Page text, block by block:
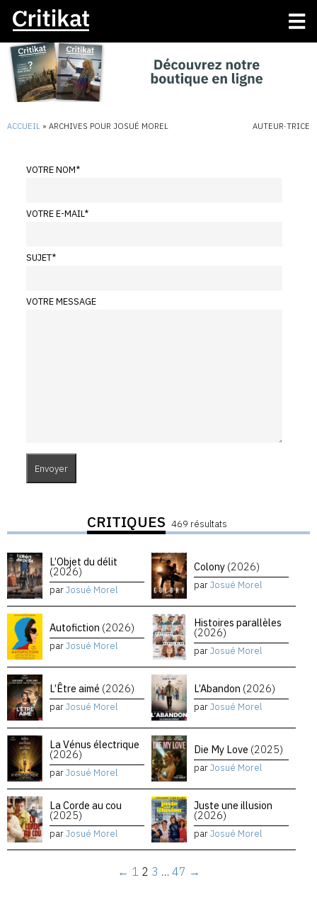
ACCUEIL » ARCHIVES POUR JOSUÉ MOREL AUTEUR·TRICE
VOTRE NOM*
VOTRE E-MAIL*
SUJET*
VOTRE MESSAGE
CRITIQUES 469 résultats
L’Objet du délit
(2026)
parJosué Morel
Colony (2026)
parJosué Morel
Autofiction (2026)
parJosué Morel
Histoires parallèles
(2026)
parJosué Morel
L’Être aimé (2026)
parJosué Morel
L’Abandon (2026)
parJosué Morel
La Vénus électrique
(2026)
parJosué Morel
Die My Love (2025)
parJosué Morel
La Corde au cou
(2025)
parJosué Morel
Juste une illusion
(2026)
parJosué Morel
← 1 2 3 … 47 →